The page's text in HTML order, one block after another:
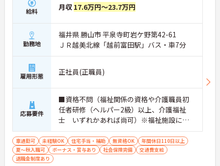
給料 月収 17.6万円～23.7万円
勤務地
福井県 勝山市 平泉寺町岩ケ野第42-61
ＪＲ越美北線「越前富田駅」バス・車7分
雇用形態 正社員(正職員)
応募要件
■資格不問（福祉関係の資格や介護職員初
任者研修（ヘルパー2級）以上、介護福祉
士 いずれかあれば尚可）※福祉施設に経
験ある方・福祉関係の資格者優遇有 ■普通
自動車免許必須（ＡＴ限定可） ■必要なＰ
Ｃスキル：専用のパソコンソフトを使用し
車通勤可 未経験OK 住宅手当・補助 無資格OK
年間休日110日以上
夏～秋入職可
ボーナス・賞与あり 社会保険完備
交通費支給
退職金制度あり